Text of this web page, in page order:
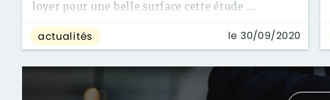
loyer pour une belle surface cette étude ...
actualités le 30/09/2020